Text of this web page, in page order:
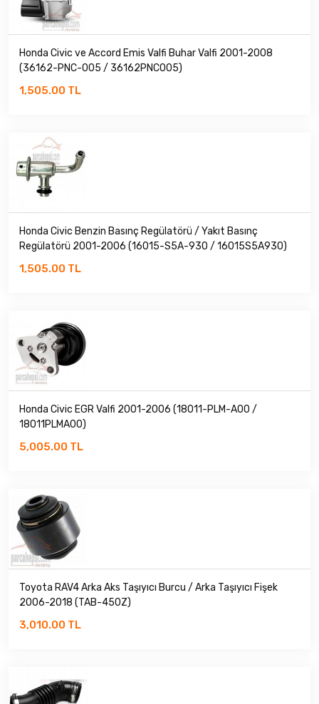
PROTON
SANGYONG
SUZUKİ
TATA
Honda Civic ve Accord Emis Valfi Buhar Valfi 2001-2008
(36162-PNC-005 / 36162PNC005)
1,505.00 TL
Honda Civic Benzin Basınç Regülatörü / Yakıt Basınç
Regülatörü 2001-2006 (16015-S5A-930 / 16015S5A930)
1,505.00 TL
Honda Civic EGR Valfi 2001-2006 (18011-PLM-A00 /
18011PLMA00)
5,005.00 TL
Toyota RAV4 Arka Aks Taşıyıcı Burcu / Arka Taşıyıcı Fişek
2006-2018 (TAB-450Z)
3,010.00 TL